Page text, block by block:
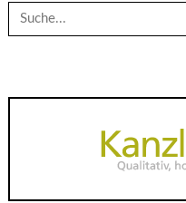
Suche
nach: